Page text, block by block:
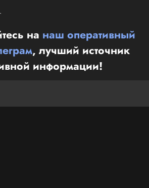
на наш оперативный
, лучший источник
информации!